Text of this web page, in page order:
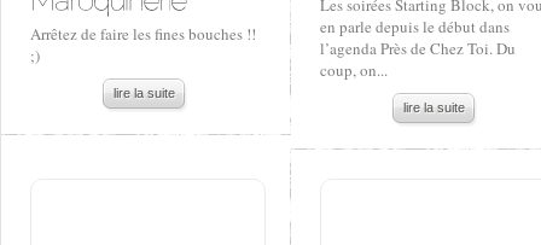
Arrêtez de faire les fines bouches !!
;)
lire la suite
Les soirées Starting Block, on
en parle depuis le début dans
l’agenda Près de Chez Toi. Du
coup, on...
lire la suite